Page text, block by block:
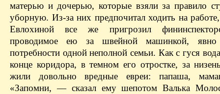
матерью и дочерью, которые взяли за правило
уборную. Из-за них предпочитал ходить на
Евлохиной все же пригрозил
проводимое ею за швейной машинкой, явно
потребности одной неполной семьи. Как с гуся
конце коридора, в темном его отростке, за
жили довольно вредные евреи: папаша,
«Запомни, — сказал ему шепотом Валька